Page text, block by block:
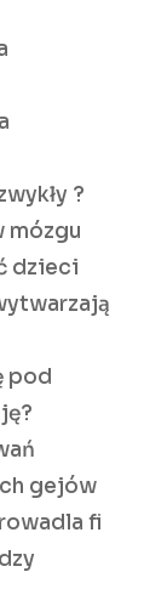
?
mózgu
dzieci
pod
gejów
fi